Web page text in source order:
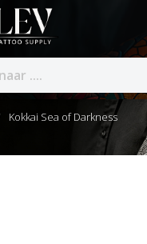
Kokkai Sea of Darkness